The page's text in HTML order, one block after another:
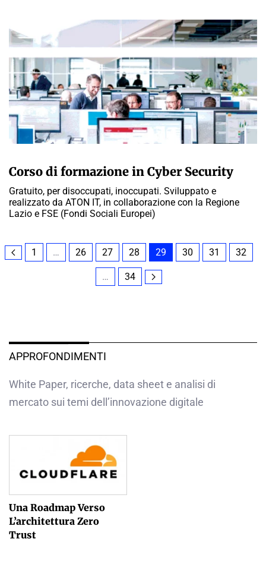
Corso di formazione in Cyber Security
Gratuito, per disoccupati, inoccupati. Sviluppato e
realizzato da ATON IT, in collaborazione con la Regione
Lazio e FSE (Fondi Sociali Europei)
1 … 26 27 28 29 30 31 32
… 34
APPROFONDIMENTI
White Paper, ricerche, data sheet e analisi di
mercato sui temi dell’innovazione digitale
Una Roadmap Verso
L’architettura Zero
Trust